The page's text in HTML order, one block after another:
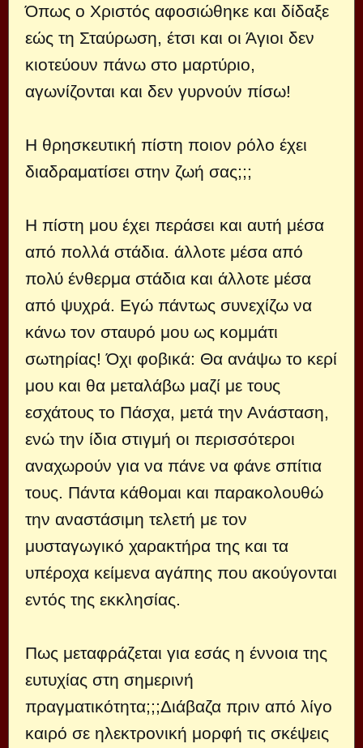
Όπως ο Χριστός αφοσιώθηκε και δίδαξε
εώς τη Σταύρωση, έτσι και οι Άγιοι δεν
κιοτεύουν πάνω στο μαρτύριο,
αγωνίζονται και δεν γυρνούν πίσω!
Η θρησκευτική πίστη ποιον ρόλο έχει
διαδραματίσει στην ζωή σας;;;
Η πίστη μου έχει περάσει και αυτή μέσα
από πολλά στάδια. άλλοτε μέσα από
πολύ ένθερμα στάδια και άλλοτε μέσα
από ψυχρά. Εγώ πάντως συνεχίζω να
κάνω τον σταυρό μου ως κομμάτι
σωτηρίας! Όχι φοβικά: Θα ανάψω το κερί
μου και θα μεταλάβω μαζί με τους
εσχάτους το Πάσχα, μετά την Ανάσταση,
ενώ την ίδια στιγμή οι περισσότεροι
αναχωρούν για να πάνε να φάνε σπίτια
τους. Πάντα κάθομαι και παρακολουθώ
την αναστάσιμη τελετή με τον
μυσταγωγικό χαρακτήρα της και τα
υπέροχα κείμενα αγάπης που ακούγονται
εντός της εκκλησίας.
Πως μεταφράζεται για εσάς η έννοια της
ευτυχίας στη σημερινή
πραγματικότητα;;;Διάβαζα πριν από λίγο
καιρό σε ηλεκτρονική μορφή τις σκέψεις